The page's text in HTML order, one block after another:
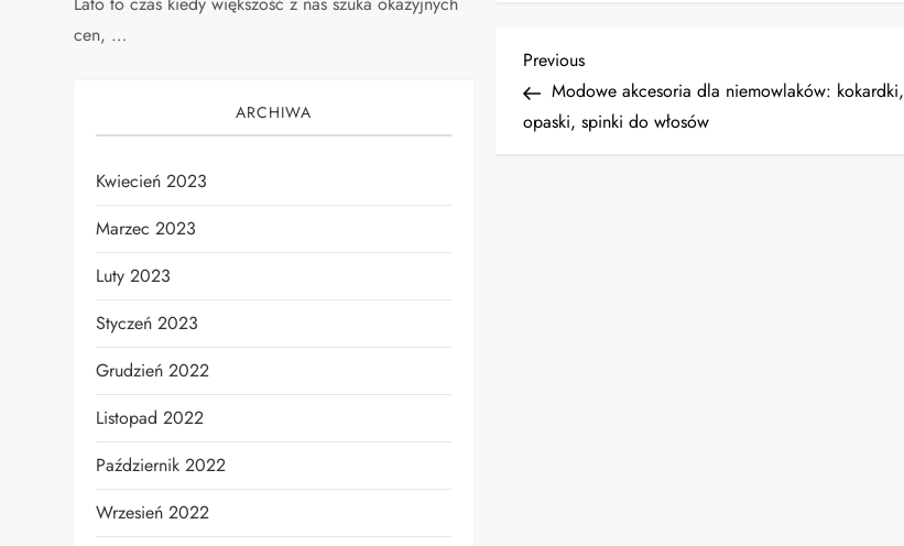
N
a
Previous
Post
Previous
Modowe akcesoria dla niemowlaków: kokardki,
opaski, spinki do włosów
cen, …
ARCHIWA
Kwiecień 2023
Marzec 2023
Luty 2023
Styczeń 2023
Grudzień 2022
Listopad 2022
Październik 2022
Wrzesień 2022